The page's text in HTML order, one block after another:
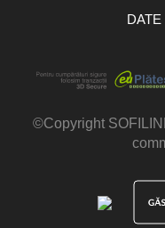
©Copyright